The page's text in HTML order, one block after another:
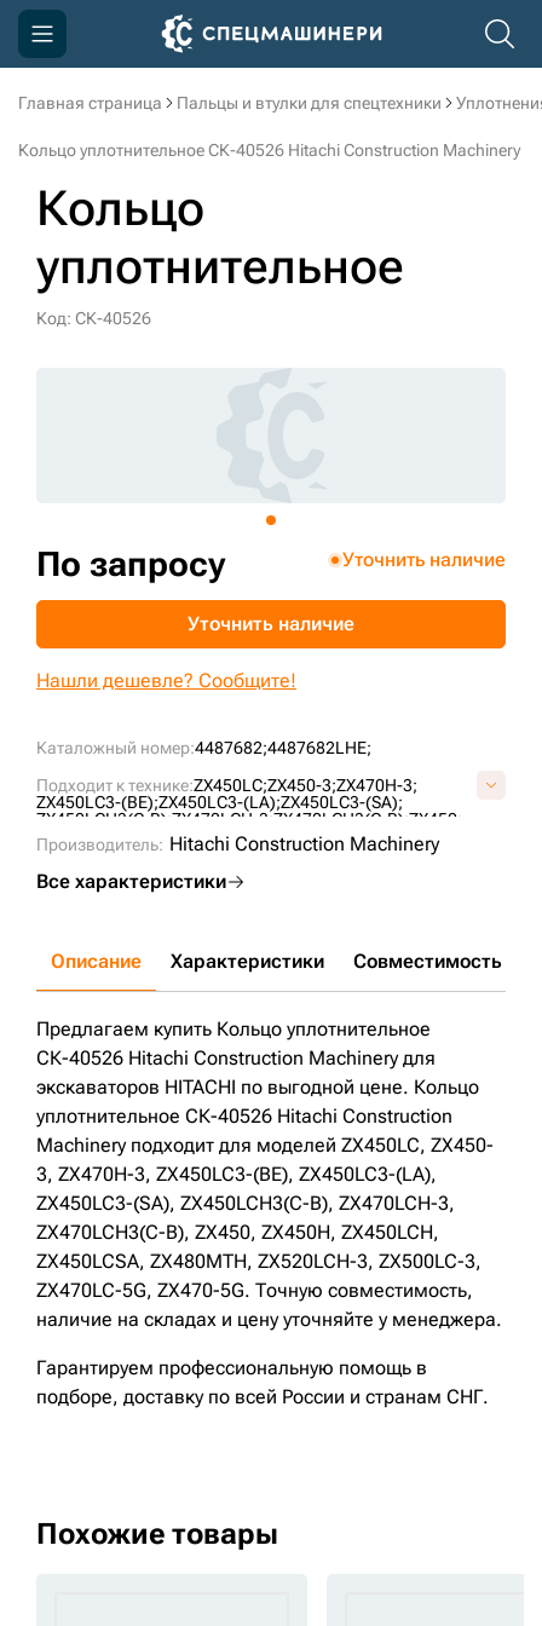
Главная страница Пальцы и втулки для спецтехники
Кольцо уплотнительное СК-40526 Hitachi Construction Machinery
Кольцо
уплотнительное
Код: СК-40526
Каталожный номер:4487682;4487682LHE;
Подходит к технике:ZX450LC;ZX450-3;ZX470H-3;
ZX450LC3-(BE);ZX450LC3-(LA);ZX450LC3-(SA);
ZX450LCH3(C-B);ZX470LCH-3;ZX470LCH3(C-B);ZX450;
ZX450H;
ZX450LCH;ZX450LCSA;ZX480MTH;ZX520LCH-3;
ZX500LC-3;ZX470LC-5G;ZX470-5G;
Производитель: Hitachi Construction Machinery
Все характеристики
По запросу Уточнить наличие
Уточнить наличие
Нашли дешевле? Сообщите!
Описание Характеристики Совместимость
Предлагаем купить Кольцо уплотнительное
СК-40526 Hitachi Construction Machinery для
экскаваторов HITACHI по выгодной цене. Кольцо
уплотнительное СК-40526 Hitachi Construction
Machinery подходит для моделей ZX450LC, ZX450-
3, ZX470H-3, ZX450LC3-(BE), ZX450LC3-(LA),
ZX450LC3-(SA), ZX450LCH3(C-B), ZX470LCH-3,
ZX470LCH3(C-B), ZX450, ZX450H, ZX450LCH,
ZX450LCSA, ZX480MTH, ZX520LCH-3, ZX500LC-3,
ZX470LC-5G, ZX470-5G. Точную совместимость,
наличие на складах и цену уточняйте у менеджера.
Гарантируем профессиональную помощь в
подборе, доставку по всей России и странам СНГ.
Похожие товары
Компания
Доставка и оплата
Информация
Контакты
+7 (499) 394-50-93